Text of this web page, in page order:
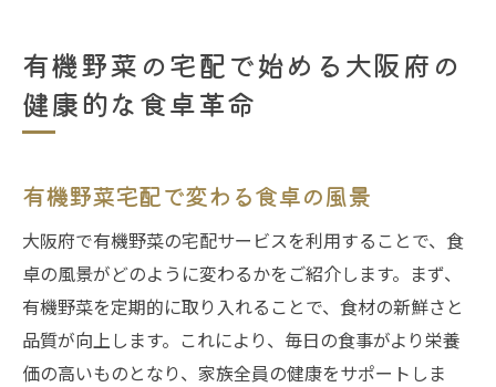
有機野菜の宅配で始める大阪府の
健康的な食卓革命
有機野菜宅配で変わる食卓の風景
大阪府で有機野菜の宅配サービスを利用することで、食
卓の風景がどのように変わるかをご紹介します。まず、
有機野菜を定期的に取り入れることで、食材の新鮮さと
品質が向上します。これにより、毎日の食事がより栄養
価の高いものとなり、家族全員の健康をサポートしま